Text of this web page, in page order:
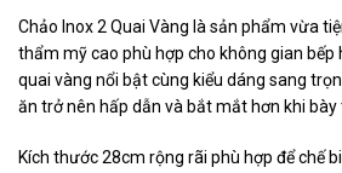
Chảo Inox 2 Quai Vàng là sản phẩm vừa
thẩm mỹ cao phù hợp cho không gian bếp
quai vàng nổi bật cùng kiểu dáng sang
ăn trở nên hấp dẫn và bắt mắt hơn khi bày
Kích thước 28cm rộng rãi phù hợp để chế